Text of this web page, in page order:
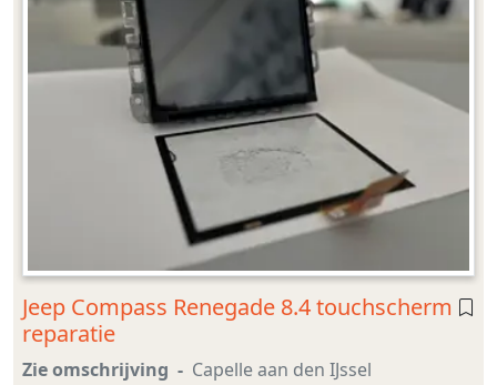
Jeep Compass Renegade 8.4 touchscherm
reparatie
Zie omschrijving Capelle aan den IJssel